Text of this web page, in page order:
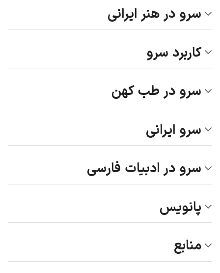
سرو در هنر ایرانی
کاربرد سرو
سرو در طب کهن
سرو ایرانی
سرو در ادبیات فارسی
پانویس
منابع